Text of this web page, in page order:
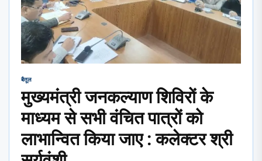
बैतूल
मुख्यमंत्री जनकल्याण शिविरों के
माध्यम से सभी वंचित पात्रों को
लाभान्वित किया जाए : कलेक्टर श्री